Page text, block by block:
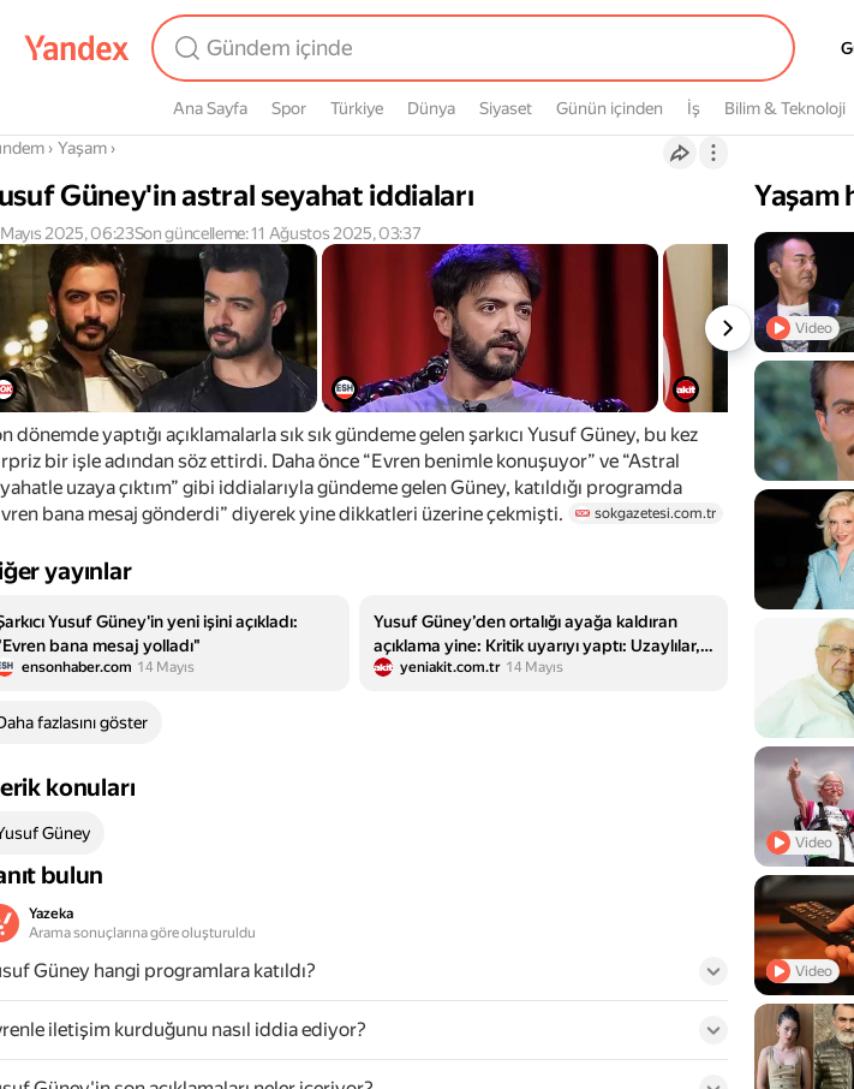
Ana Sayfa Spor Türkiye Dünya Siyaset Günün içinden İş Bilim & Teknoloji
› Yaşam ›
Güney'in astral seyahat iddiaları
2025, 06:23Son güncelleme: 11 Ağustos 2025, 03:37
dönemde yaptığı açıklamalarla sık sık gündeme gelen şarkıcı Yusuf Güney, bu kez
bir işle adından söz ettirdi. Daha önce “Evren benimle konuşuyor” ve “Astral
uzaya çıktım” gibi iddialarıyla gündeme gelen Güney, katıldığı programda
bana mesaj gönderdi” diyerek yine dikkatleri üzerine çekmişti.
sokgazetesi.com.tr
yayınlar
Yusuf Güney'in yeni işini açıkladı:
bana mesaj yolladı"
ensonhaber.com 14 Mayıs
Yusuf Güney’den ortalığı ayağa kaldıran
açıklama yine: Kritik uyarıyı yaptı: Uzaylılar,
uzaylı araçları daha ileriye çevirecekler…
yeniakit.com.tr 14 Mayıs
fazlasını göster
konuları
Güney
bulun
Yazeka
Arama sonuçlarına göre oluşturuldu
Güney hangi programlara katıldı?
iletişim kurduğunu nasıl iddia ediyor?
Yaşam
Video
Video
Video